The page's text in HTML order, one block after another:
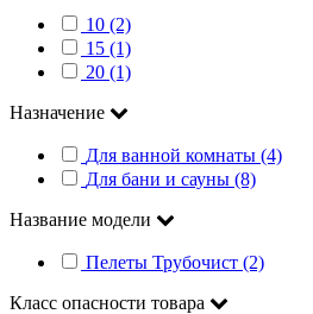
10 (2)
15 (1)
20 (1)
Назначение
Для ванной комнаты (4)
Для бани и сауны (8)
Название модели
Пелеты Трубочист (2)
Класс опасности товара